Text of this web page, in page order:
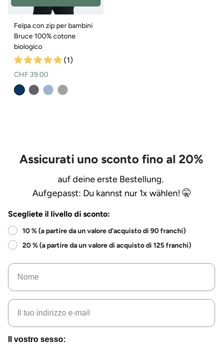
Felpa con zip per bambini
Bruce 100% cotone
biologico
(1)
Prezzo
normale
CHF 39.00
Assicurati uno sconto fino al 20%
auf deine erste Bestellung.
Aufgepasst: Du kannst nur 1x wählen! 🤫
Scegliete il livello di sconto:
10 % (a partire da un valore d'acquisto di 90 franchi)
20 % (a partire da un valore di acquisto di 125 franchi)
Nome
e-mail
Il vostro sesso: